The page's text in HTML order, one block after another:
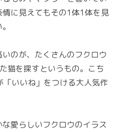
に見えてもその1体1体を見
のが、たくさんのフクロウ
猫を探すというもの。こち
いいね」をつける大人気作
愛らしいフクロウのイラス